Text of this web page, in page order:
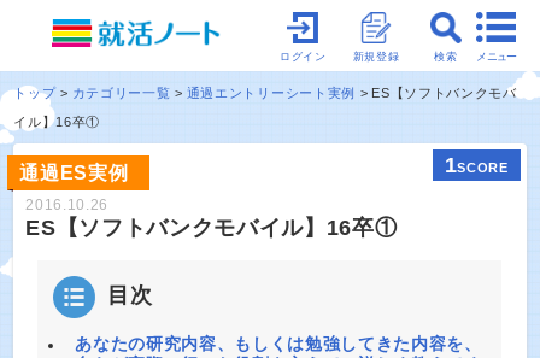
メニュー
検索
新規登録
ログイン
トップ カテゴリー一覧 通過エントリーシート実例
ES【ソフトバンクモバ
イル】16卒①
通過ES実例 1SCORE
2016.10.26
ES【ソフトバンクモバイル】16卒①
目次
あなたの研究内容、もしくは勉強してきた内容を、